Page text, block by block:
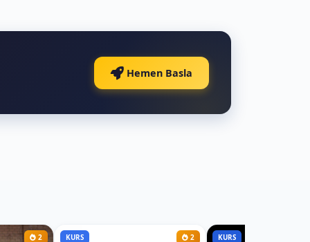
Hemen Basla
2 KURS 2 KURS